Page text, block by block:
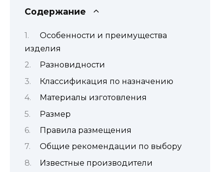
Содержание
Особенности и преимущества
изделия
Разновидности
Классификация по назначению
Материалы изготовления
Размер
Правила размещения
Общие рекомендации по выбору
Известные производители